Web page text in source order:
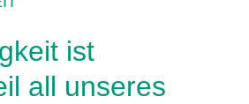
ist
all unseres